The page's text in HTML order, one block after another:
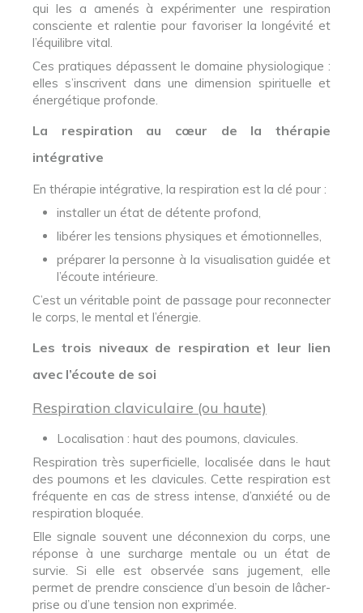
qui les a amenés à expérimenter une respiration
consciente et ralentie pour favoriser la longévité et
l’équilibre vital.
Ces pratiques dépassent le domaine physiologique :
elles s’inscrivent dans une dimension spirituelle et
énergétique profonde.
La respiration au cœur de la thérapie
intégrative
En thérapie intégrative, la respiration est la clé pour :
installer un état de détente profond,
libérer les tensions physiques et émotionnelles,
préparer la personne à la visualisation guidée et
l’écoute intérieure.
C’est un véritable point de passage pour reconnecter
le corps, le mental et l’énergie.
Les trois niveaux de respiration et leur lien
avec l’écoute de soi
Respiration claviculaire (ou haute)
Localisation : haut des poumons, clavicules.
Respiration très superficielle, localisée dans le haut
des poumons et les clavicules. Cette respiration est
fréquente en cas de stress intense, d’anxiété ou de
respiration bloquée.
Elle signale souvent une déconnexion du corps, une
réponse à une surcharge mentale ou un état de
survie. Si elle est observée sans jugement, elle
permet de prendre conscience d’un besoin de lâcher-
prise ou d’une tension non exprimée.